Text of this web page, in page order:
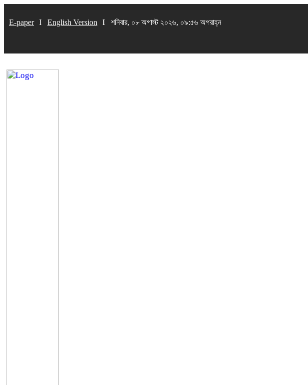
E-paper English Version শনিবার, ০৮ অগাস্ট ২০২৬, ০৯:৫৬ অপরাহ্ন